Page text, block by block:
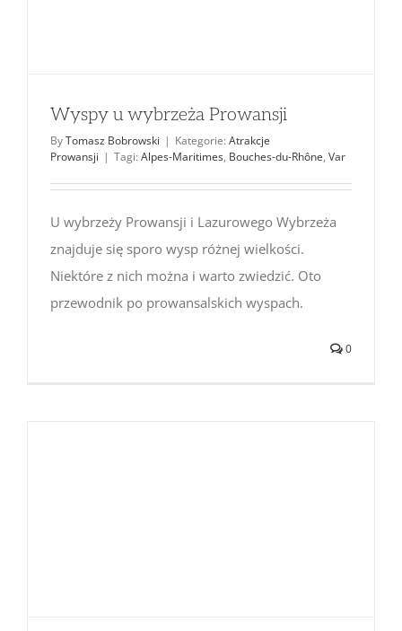
Wyspy u wybrzeża Prowansji
ByTomasz Bobrowski | Kategorie: Atrakcje
Prowansji | Tagi: Alpes-Maritimes, Bouches-du-Rhône, Var
U wybrzeży Prowansji i Lazurowego Wybrzeża
znajduje się sporo wysp różnej wielkości.
Niektóre z nich można i warto zwiedzić. Oto
przewodnik po prowansalskich wyspach.
0